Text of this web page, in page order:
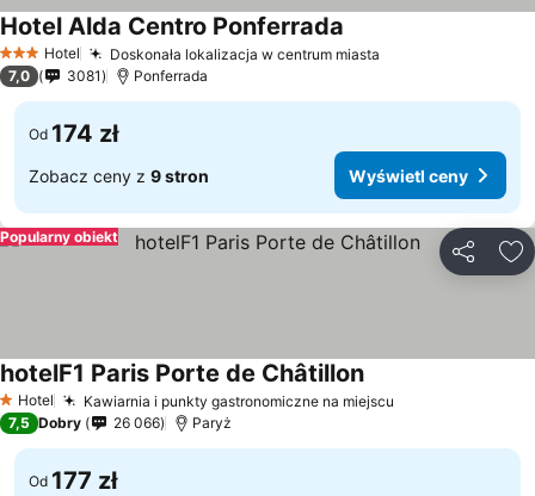
3 Kategoria
Hotel Doskonała lokalizacja w centrum miasta
Hotel Alda Centro Ponferrada
7,0 3081 Ponferrada
Od 174 zł
Zobacz ceny z 9 stron Wyświetl ceny
Popularny obiekt
1 Kategoria
Hotel Kawiarnia i punkty gastronomiczne na miejscu
hotelF1 Paris Porte de Châtillon
7,5 Dobry 26 066 Paryż
Od 177 zł